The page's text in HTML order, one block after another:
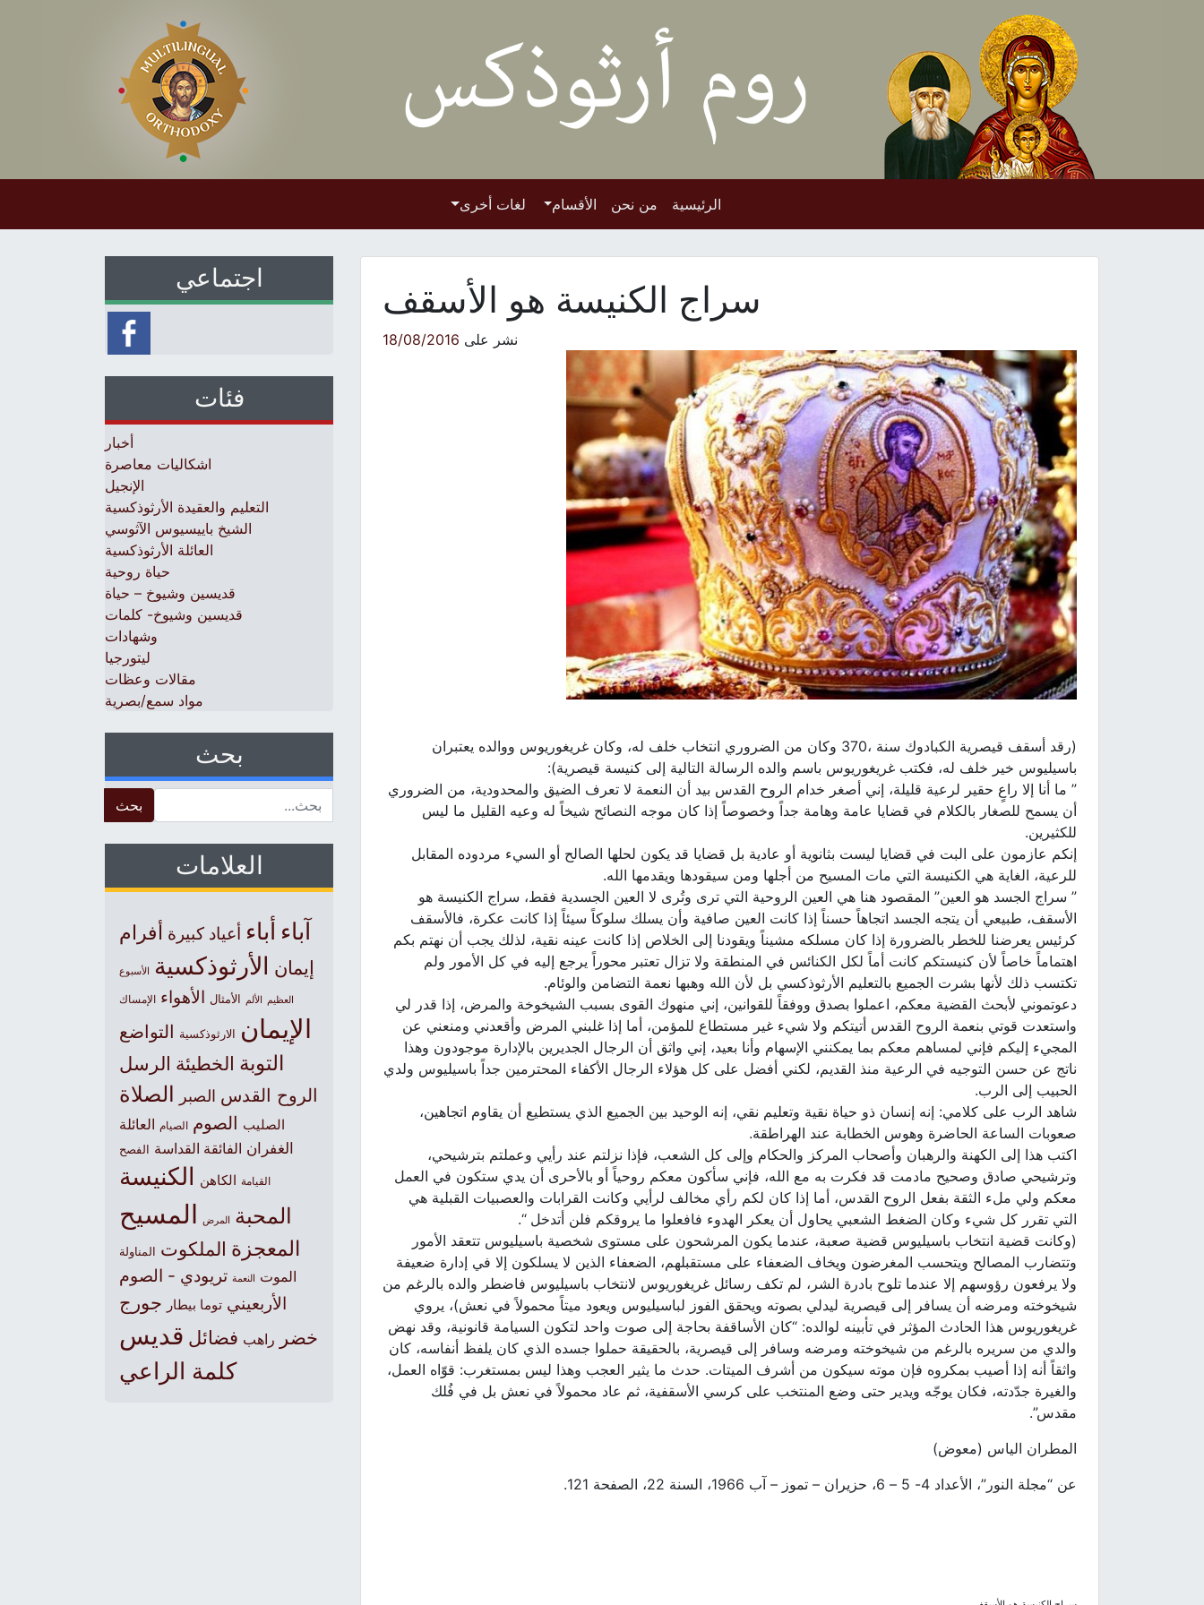
الرئيسية من نحن الأقسام لغات أخرى
سراج الكنيسة هو الأسقف
نشر على 18/08/2016
(رقد أسقف قيصرية الكبادوك سنة ،370 وكان من الضروري انتخاب خلف له، وكان غريغوريوس ووالده يعتبران
باسيليوس خير خلف له، فكتب غريغوريوس باسم والده الرسالة التالية إلى كنيسة قيصرية):
” ما أنا إلا راعٍ حقير لرعية قليلة، إني أصغر خدام الروح القدس بيد أن النعمة لا تعرف الضيق والمحدودية، من الضروري
أن يسمح للصغار بالكلام في قضايا عامة وهامة جداً وخصوصاً إذا كان موجه النصائح شيخاً له وعيه القليل ما ليس
للكثيرين.
إنكم عازمون على البت في قضايا ليست بثانوية أو عادية بل قضايا قد يكون لحلها الصالح أو السيء مردوده المقابل
للرعية، الغاية هي الكنيسة التي مات المسيح من أجلها ومن سيقودها ويقدمها الله.
” سراج الجسد هو العين” المقصود هنا هي العين الروحية التي ترى وتُرى لا العين الجسدية فقط، سراج الكنيسة هو
الأسقف، طبيعي أن يتجه الجسد اتجاهاً حسناً إذا كانت العين صافية وأن يسلك سلوكاً سيئاً إذا كانت عكرة، فالأسقف
كرئيس يعرضنا للخطر بالضرورة إذا كان مسلكه مشيناً ويقودنا إلى الخلاص إذا كانت عينه نقية، لذلك يجب أن نهتم بكم
اهتماماً خاصاً لأن كنيستكم كانت أماً لكل الكنائس في المنطقة ولا تزال تعتبر محوراً يرجع إليه في كل الأمور ولم
تكتسب ذلك لأنها بشرت الجميع بالتعليم الأرثوذكسي بل لأن الله وهبها نعمة التضامن والوئام.
دعوتموني لأبحث القضية معكم، اعملوا بصدق ووفقاً للقوانين، إني منهوك القوى بسبب الشيخوخة والمرض، إذا قدر لي
واستعدت قوتي بنعمة الروح القدس أتيتكم ولا شيء غير مستطاع للمؤمن، أما إذا غلبني المرض وأقعدني ومنعني عن
المجيء إليكم فإني لمساهم معكم بما يمكنني الإسهام وأنا بعيد، إني واثق أن الرجال الجديرين بالإدارة موجودون وهذا
ناتج عن حسن التوجيه في الرعية منذ القديم، لكني أفضل على كل هؤلاء الرجال الأكفاء المحترمين جداً باسيليوس ولدي
الحبيب إلى الرب.
شاهد الرب على كلامي: إنه إنسان ذو حياة نقية وتعليم نقي، إنه الوحيد بين الجميع الذي يستطيع أن يقاوم اتجاهين،
صعوبات الساعة الحاضرة وهوس الخطابة عند الهراطقة.
اكتب هذا إلى الكهنة والرهبان وأصحاب المركز والحكام وإلى كل الشعب، فإذا نزلتم عند رأيي وعملتم بترشيحي،
وترشيحي صادق وصحيح مادمت قد فكرت به مع الله، فإني سأكون معكم روحياً أو بالأحرى أن يدي ستكون في العمل
معكم ولي ملء الثقة بفعل الروح القدس، أما إذا كان لكم رأي مخالف لرأيي وكانت القرابات والعصبيات القبلية هي
التي تقرر كل شيء وكان الضغط الشعبي يحاول أن يعكر الهدوء فافعلوا ما يروقكم فلن أتدخل “.
(وكانت قضية انتخاب باسيليوس قضية صعبة، عندما يكون المرشحون على مستوى شخصية باسيليوس تتعقد الأمور
وتتضارب المصالح ويتحسب المغرضون ويخاف الضعفاء على مستقبلهم، الضعفاء الذين لا يسلكون إلا في إدارة ضعيفة
ولا يرفعون رؤوسهم إلا عندما تلوح بادرة الشر، لم تكف رسائل غريغوريوس لانتخاب باسيليوس فاضطر والده بالرغم من
شيخوخته ومرضه أن يسافر إلى قيصرية ليدلي بصوته ويحقق الفوز لباسيليوس ويعود ميتاً محمولاً في نعش)، يروي
غريغوريوس هذا الحادث المؤثر في تأبينه لوالده: “كان الأساقفة بحاجة إلى صوت واحد لتكون السيامة قانونية، وقد نهض
والدي من سريره بالرغم من شيخوخته ومرضه وسافر إلى قيصرية، بالحقيقة حملوا جسده الذي كان يلفظ أنفاسه، كان
واثقاً أنه إذا أصيب بمكروه فإن موته سيكون من أشرف الميتات. حدث ما يثير العجب وهذا ليس بمستغرب: قوّاه العمل،
والغيرة جدّدته، فكان يوجّه ويدير حتى وضع المنتخب على كرسي الأسقفية، ثم عاد محمولاً في نعش بل في فُلك
مقدس”.
المطران الياس (معوض)
عن “مجلة النور”، الأعداد 4- 5 – 6، حزيران – تموز – آب 1966، السنة 22، الصفحة 121.
اجتماعي
فئات
أخبار
اشكاليات معاصرة
الإنجيل
التعليم والعقيدة الأرثوذكسية
الشيخ باييسيوس الآثوسي
العائلة الأرثوذكسية
حياة روحية
قديسين وشيوخ – حياة
قديسين وشيوخ- كلمات
وشهادات
ليتورجيا
مقالات وعظات
مواد سمع/بصرية
بحث
العلامات
آباء أباء أعياد كبيرة أفرام
إيمان الأرثوذكسية الأسبوع
العظيم الألم الأمثال الأهواء الإمساك
الإيمان الارثوذكسية التواضع
التوبة الخطيئة الرسل
الروح القدس الصبر الصلاة
الصليب الصوم الصيام العائلة
الغفران الفائقة القداسة الفصح
القيامة الكاهن الكنيسة
المحبة المرض المسيح
المعجزة الملكوت المناولة
الموت النعمة تريودي - الصوم
الأربعيني توما بيطار جورج
خضر راهب فضائل قديس
كلمة الراعي